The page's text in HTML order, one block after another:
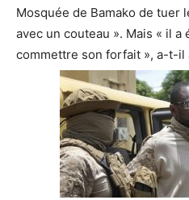
Mosquée de Bamako de tuer
avec un couteau ». Mais « il
commettre son forfait », a-t-il